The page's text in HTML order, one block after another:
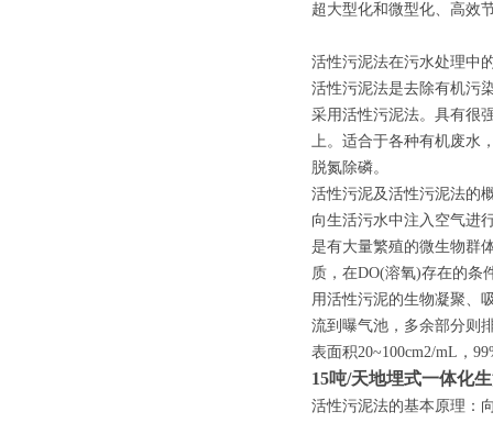
超大型化和微型化、高效
活性污泥法在污水处理中
活性污泥法是去除有机污
采用活性污泥法。具有很
上。适合于各种有机废水
脱氮除磷。
活性污泥及活性污泥法的
向生活污水中注入空气进
是有大量繁殖的微生物群
质，在DO(溶氧)存在的条
用活性污泥的生物凝聚、
流到曝气池，多余部分则
表面积20~100cm2/mL，
15吨/天地埋式一体化
活性污泥法的基本原理：